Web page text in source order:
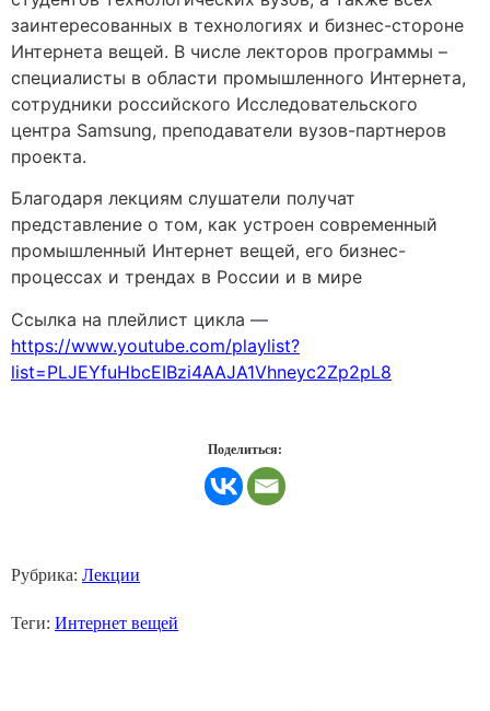
заинтересованных в технологиях и бизнес-стороне
Интернета вещей. В числе лекторов программы –
специалисты в области промышленного Интернета,
сотрудники российского Исследовательского
центра Samsung, преподаватели вузов-партнеров
проекта.
Благодаря лекциям слушатели получат
представление о том, как устроен современный
промышленный Интернет вещей, его бизнес-
процессах и трендах в России и в мире
Ссылка на плейлист цикла —
https://www.youtube.com/playlist?
list=PLJEYfuHbcEIBzi4AAJA1Vhneyc2Zp2pL8
Поделиться:
Рубрика: Лекции
Теги: Интернет вещей